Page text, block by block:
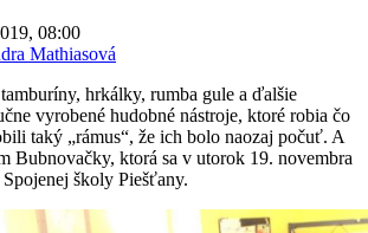
08:00
Mathiasová
hrkálky, rumba gule a ďalšie
vyrobené hudobné nástroje, ktoré robia čo
taký „rámus“, že ich bolo naozaj počuť. A
Bubnovačky, ktorá sa v utorok 19. novembra
školy Piešťany.